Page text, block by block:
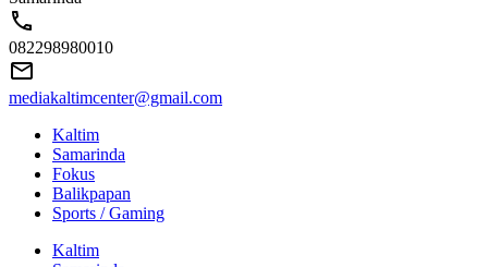
082298980010
mediakaltimcenter@gmail.com
Kaltim
Samarinda
Fokus
Balikpapan
Sports / Gaming
Kaltim